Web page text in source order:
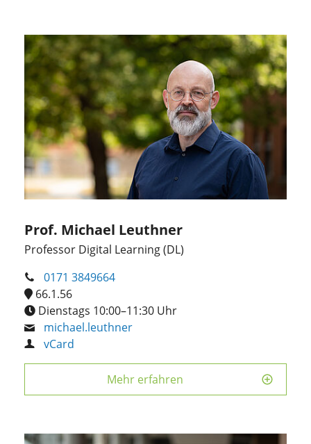
Prof. Michael Leuthner
Professor Digital Learning (DL)
0171 3849664
66.1.56
Dienstags 10:00–11:30 Uhr
michael.leuthner
vCard
Mehr erfahren